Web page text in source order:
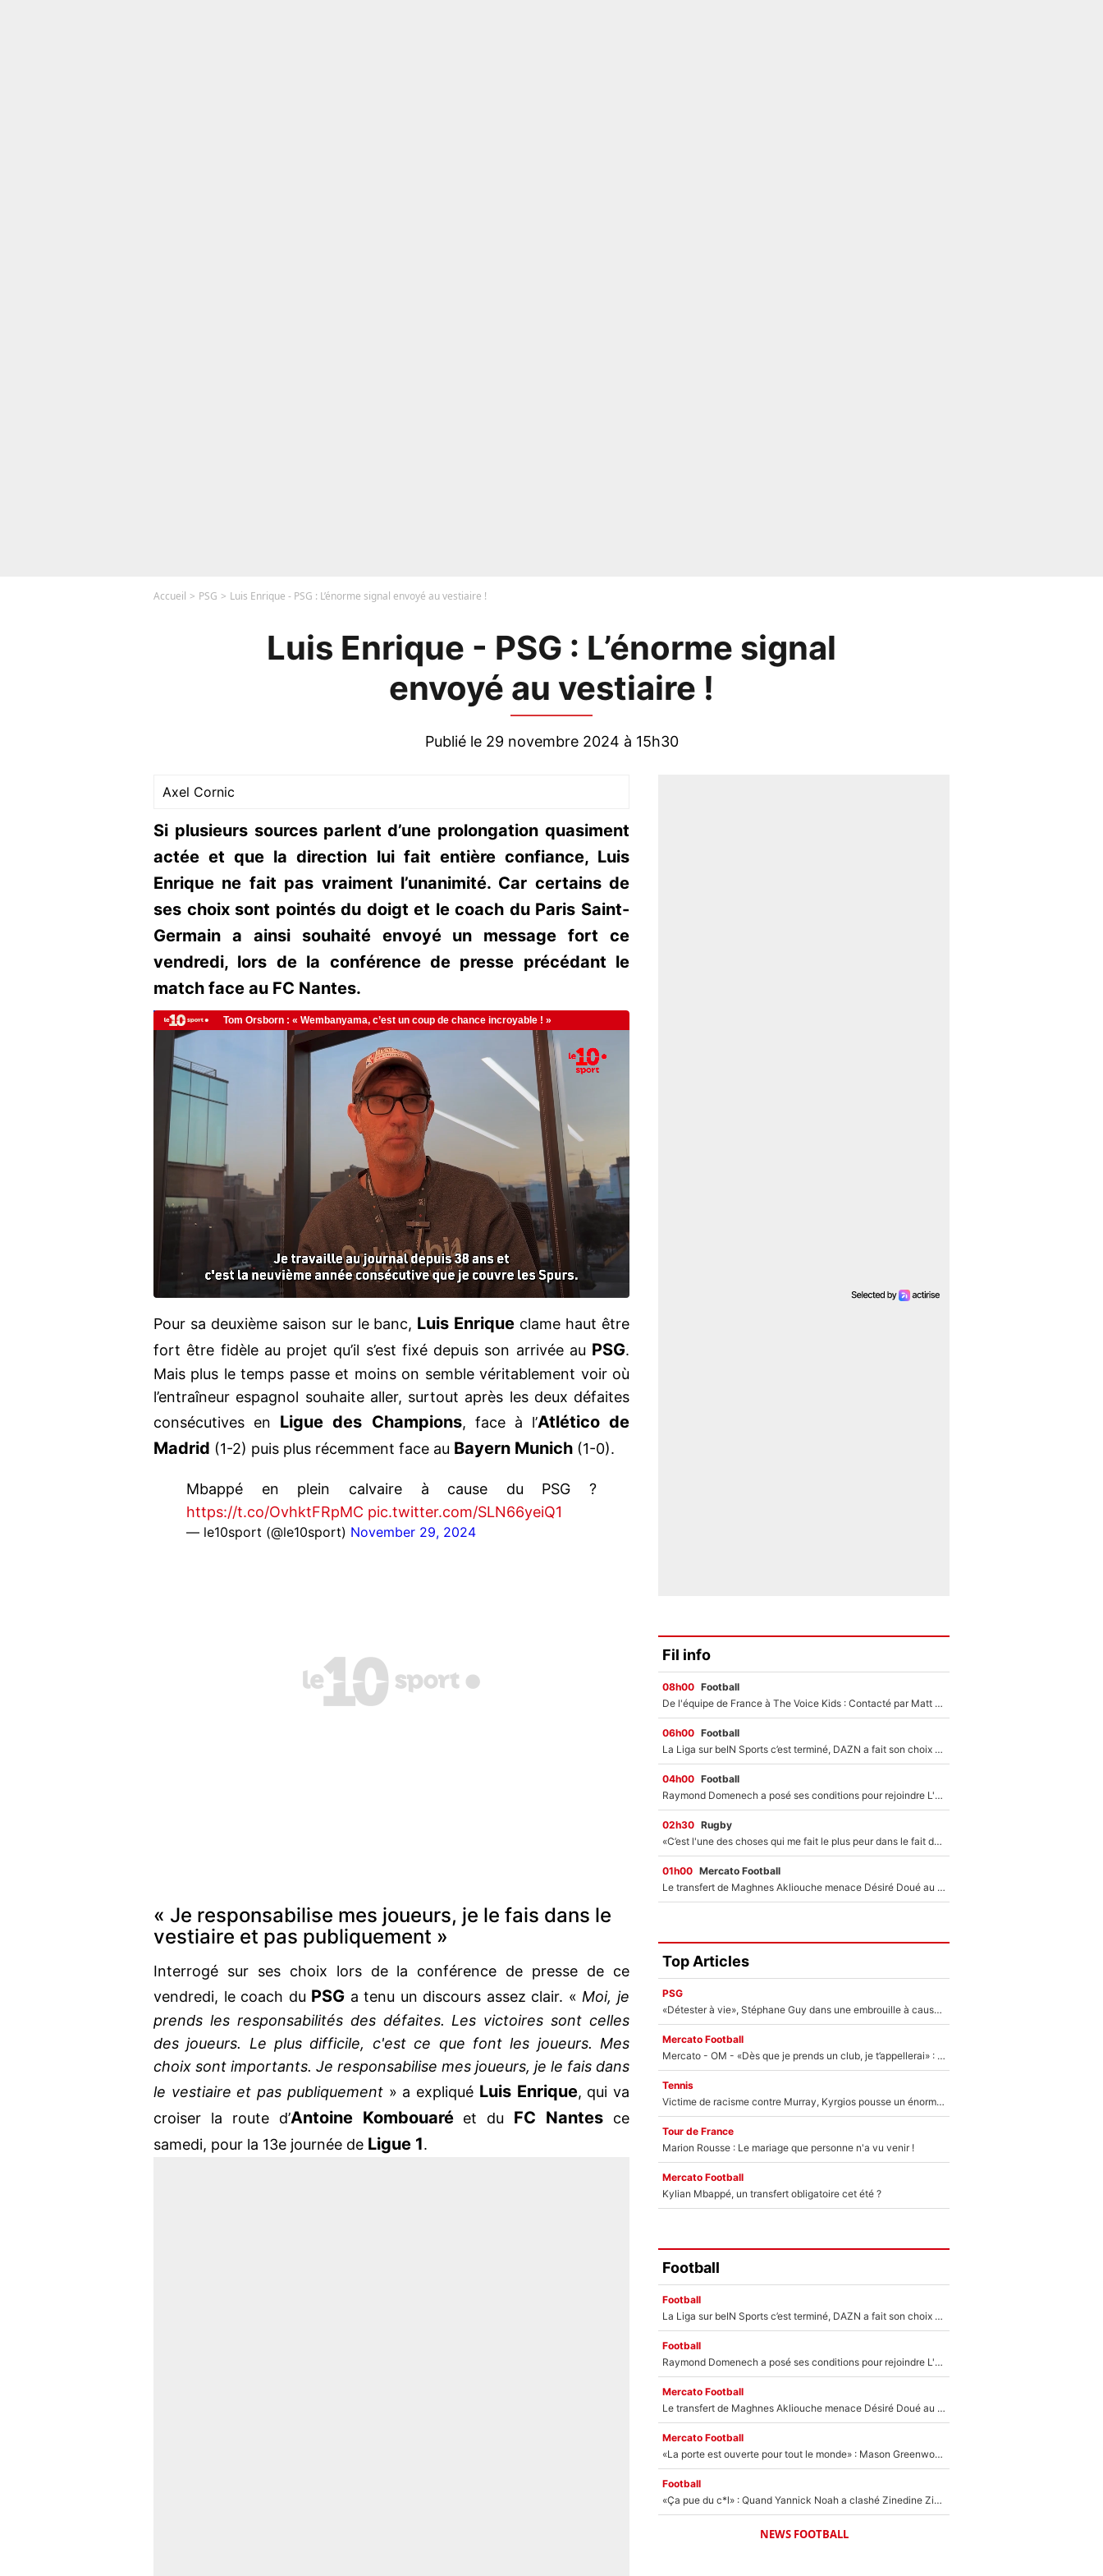
Accueil PSG Luis Enrique - PSG : L’énorme signal envoyé au vestiaire !
Luis Enrique - PSG : L’énorme signal
envoyé au vestiaire !
Publié le 29 novembre 2024 à 15h30
Axel Cornic
Si plusieurs sources parlent d’une prolongation quasiment
actée et que la direction lui fait entière confiance, Luis
Enrique ne fait pas vraiment l’unanimité. Car certains de
ses choix sont pointés du doigt et le coach du Paris Saint-
Germain a ainsi souhaité envoyé un message fort ce
vendredi, lors de la conférence de presse précédant le
match face au FC Nantes.
Pour sa deuxième saison sur le banc, Luis Enrique clame haut être
fort être fidèle au projet qu’il s’est fixé depuis son arrivée au PSG.
Mais plus le temps passe et moins on semble véritablement voir où
l’entraîneur espagnol souhaite aller, surtout après les deux défaites
consécutives en Ligue des Champions, face à l’Atlético de
Madrid (1-2) puis plus récemment face au Bayern Munich (1-0).
Mbappé en plein calvaire à cause du PSG ?
https://t.co/OvhktFRpMC pic.twitter.com/SLN66yeiQ1
— le10sport (@le10sport) November 29, 2024
« Je responsabilise mes joueurs, je le fais dans le
vestiaire et pas publiquement »
Interrogé sur ses choix lors de la conférence de presse de ce
vendredi, le coach du PSG a tenu un discours assez clair. « Moi, je
prends les responsabilités des défaites. Les victoires sont celles
des joueurs. Le plus difficile, c'est ce que font les joueurs. Mes
choix sont importants. Je responsabilise mes joueurs, je le fais dans
le vestiaire et pas publiquement» a expliqué Luis Enrique, qui va
croiser la route d’Antoine Kombouaréet du FC Nantes ce
samedi, pour la 13e journée de Ligue 1.
Fil info
08h00 Football
De l'équipe de France à The Voice Kids : Contacté par Matt Pokora, Kylian Mbappé a accepté de jouer un rôle inédit sur TF1 !
06h00 Football
La Liga sur beIN Sports c’est terminé, DAZN a fait son choix pour Benjamin Da Silva et Omar Da Fonseca !
04h00 Football
Raymond Domenech a posé ses conditions pour rejoindre L'EQUIPE du Soir : Il refuse de faire l'émission avec un autre chroniqueur !
02h30 Rugby
«C’est l'une des choses qui me fait le plus peur dans le fait de devenir maman» : En couple avec Antoine Dupont, Iris Mittenaere s'inquiète déjà pour ses futurs enfants !
01h00 Mercato Football
Le transfert de Maghnes Akliouche menace Désiré Doué au PSG : «Je valide à 200%»
Top Articles
PSG
«Détester à vie», Stéphane Guy dans une embrouille à cause du PSG !
Mercato Football
Mercato - OM - «Dès que je prends un club, je t’appellerai» : La promesse de Marcelino au moment de claquer la porte
Tennis
Victime de racisme contre Murray, Kyrgios pousse un énorme coup de gueule !
Tour de France
Marion Rousse : Le mariage que personne n'a vu venir !
Mercato Football
Kylian Mbappé, un transfert obligatoire cet été ?
Football
Football
La Liga sur beIN Sports c’est terminé, DAZN a fait son choix pour Benjamin Da Silva et Omar Da Fonseca !
Football
Raymond Domenech a posé ses conditions pour rejoindre L'EQUIPE du Soir : Il refuse de faire l'émission avec un autre chroniqueur !
Mercato Football
Le transfert de Maghnes Akliouche menace Désiré Doué au PSG : «Je valide à 200%»
Mercato Football
«La porte est ouverte pour tout le monde» : Mason Greenwood et Pierre-Emerick Aubameyang ont quitté l'OM, Amine Gouiri balance sur la suite du mercato et sur la réaction du vestiaire !
Football
«Ça pue du c*l» : Quand Yannick Noah a clashé Zinedine Zidane, avant de se faire recadrer par le nouveau sélectionneur de l'équipe de France !
NEWS FOOTBALL